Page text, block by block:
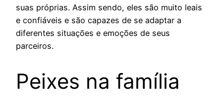
suas próprias. Assim sendo, eles são muito leais
e confiáveis e são capazes de se adaptar a
diferentes situações e emoções de seus
parceiros.
Peixes na família